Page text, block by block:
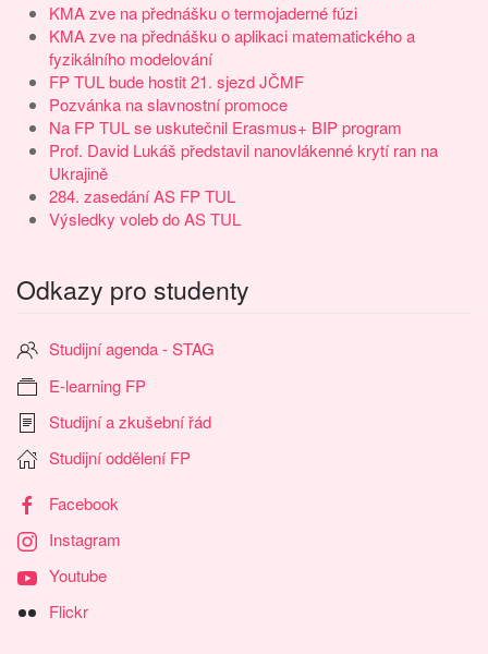
KMA zve na přednášku o termojaderné fúzi
KMA zve na přednášku o aplikaci matematického a
fyzikálního modelování
FP TUL bude hostit 21. sjezd JČMF
Pozvánka na slavnostní promoce
Na FP TUL se uskutečnil Erasmus+ BIP program
Prof. David Lukáš představil nanovlákenné krytí ran na
Ukrajině
284. zasedání AS FP TUL
Výsledky voleb do AS TUL
Odkazy pro studenty
Studijní agenda - STAG
E-learning FP
Studijní a zkušební řád
Studijní oddělení FP
Facebook
Instagram
Youtube
Flickr